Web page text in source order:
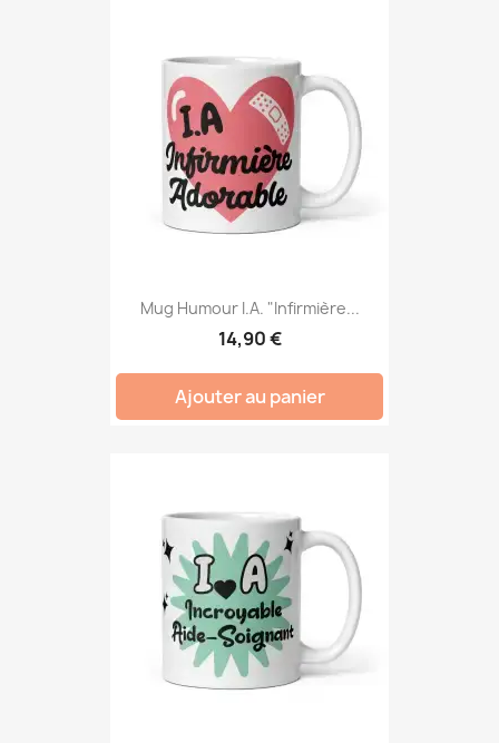
Mug Humour I.A. "Infirmière...
14,90 €
Ajouter au panier